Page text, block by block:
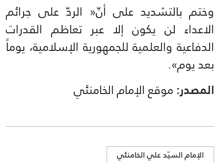
وختم بالتشديد على أنّ« الردّ على جرائم
الاعداء لن يكون إلا عبر تعاظم القدرات
الدفاعية والعلمية للجمهورية الإسلامية، يوماً
بعد يوم».
المصدر:موقع الإمام الخامنئي
الإمام السيّد علي الخامنئي